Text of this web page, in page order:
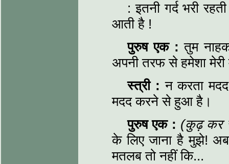
: इतनी गर्द भरी
आती है !
पुरुष एक :तुम
अपनी तरफ से हमेशा मेरी
स्त्री :न करता
मदद करने से हुआ है।
पुरुष एक : (कुढ़ कर
के लिए जाना है मुझे!
मतलब तो नहीं कि...